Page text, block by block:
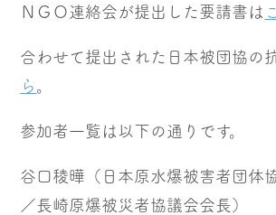
ＮＧＯ連絡会が提出した要請書は
合わせて提出された日本被団協の
ら 。
参加者一覧は以下の通りです。
谷口稜曄（日本原水爆被害者団体
／長崎原爆被災者協議会会長）